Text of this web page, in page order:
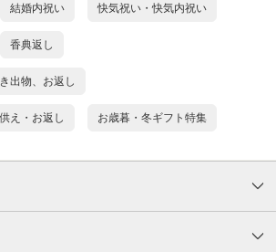
結婚内祝い 快気祝い・快気内祝い
香典返し
出物、お返し
え・お返し お歳暮・冬ギフト特集